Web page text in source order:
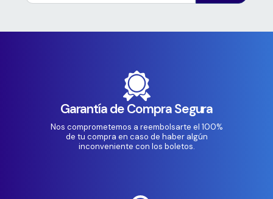
Garantía de Compra Segura
Nos comprometemos a reembolsarte el 100%
de tu compra en caso de haber algún
inconveniente con los boletos.